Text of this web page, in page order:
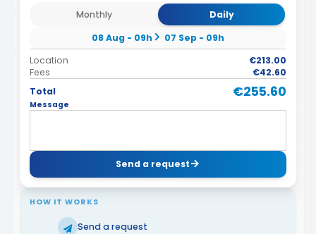
Monthly
Daily
08 Aug - 09h
07 Sep - 09h
Location
€213.00
Fees
€42.60
Total
€255.60
Message
Send a request
HOW IT WORKS
Send a request